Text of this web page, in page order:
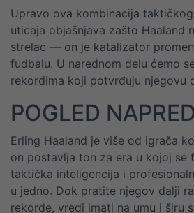
Upravo ova kombinacija
uticaja objašnjava zašto Haaland
strelac — on je katalizator
fudbalu. U narednom delu ćemo
rekordima koji potvrđuju njegovu
POGLED NAPRED
Erling Haaland je više od igrača
on postavlja ton za era u kojoj se
taktička inteligencija i
u jedno. Dok pratite njegov dalji
rekorde, vredi imati na umu i širu